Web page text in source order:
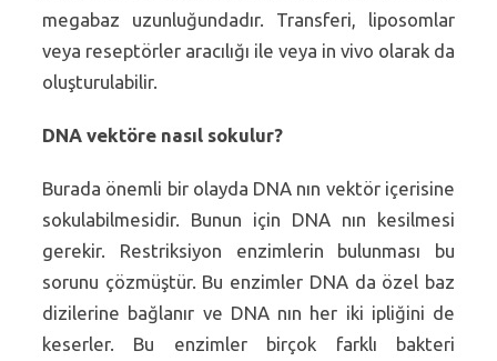
megabaz uzunluğundadır. Transferi, liposomlar
veya reseptörler aracılığı ile veya in vivo olarak da
oluşturulabilir.
DNA vektöre nasıl sokulur?
Burada önemli bir olayda DNA nın vektör içerisine
sokulabilmesidir. Bunun için DNA nın kesilmesi
gerekir. Restriksiyon enzimlerin bulunması bu
sorunu çözmüştür. Bu enzimler DNA da özel baz
dizilerine bağlanır ve DNA nın her iki ipliğini de
keserler. Bu enzimler birçok farklı bakteri